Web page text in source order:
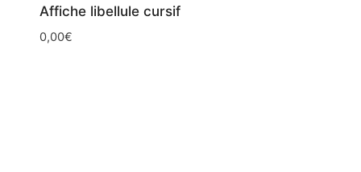
Affiche libellule cursif
0,00€